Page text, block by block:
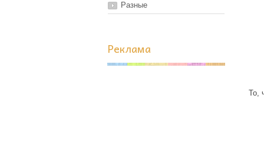
Разные
Реклама
То,